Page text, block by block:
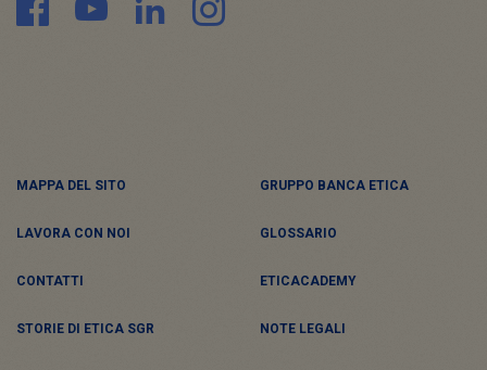
MAPPA DEL SITO GRUPPO BANCA ETICA
LAVORA CON NOI GLOSSARIO
CONTATTI ETICACADEMY
STORIE DI ETICA SGR NOTE LEGALI